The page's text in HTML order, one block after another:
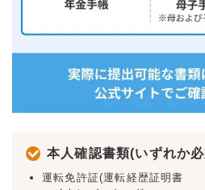
本人確認書類(いずれか
運転免許証(運転経歴証明書